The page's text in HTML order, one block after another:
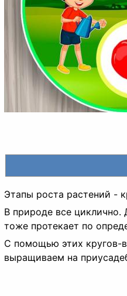
Этапы роста растений -
В природе все циклично.
тоже протекает по
С помощью этих кругов-
выращиваем на